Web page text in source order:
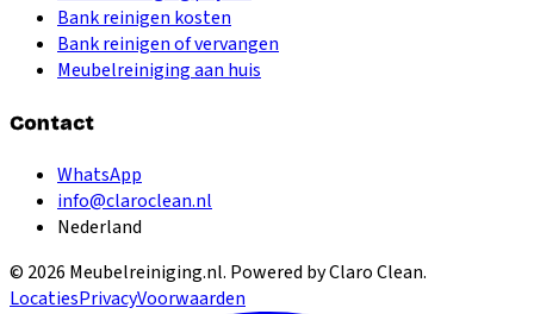
Bank reinigen kosten
Bank reinigen of vervangen
Meubelreiniging aan huis
Contact
WhatsApp
info@claroclean.nl
Nederland
© 2026 Meubelreiniging.nl. Powered by Claro Clean.
LocatiesPrivacyVoorwaarden